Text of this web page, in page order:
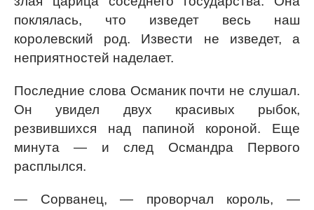
поклялась, что изведет весь наш
королевский род. Извести не изведет, а
неприятностей наделает.
Последние слова Османик почти не слушал.
Он увидел двух красивых рыбок,
резвившихся над папиной короной. Еще
минута — и след Османдра Первого
расплылся.
— Сорванец, — проворчал король, —